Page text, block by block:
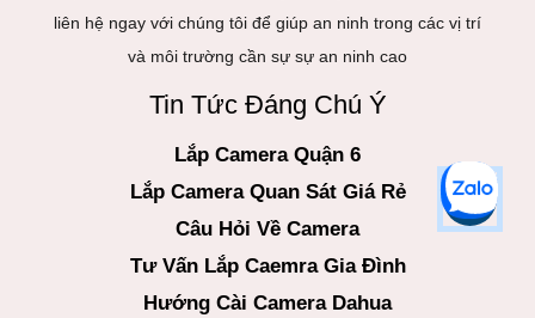
liên hệ ngay với chúng tôi để giúp an ninh trong các vị trí
và môi trường cần sự sự an ninh cao
Tin Tức Đáng Chú Ý
Lắp Camera Quận 6
Lắp Camera Quan Sát Giá Rẻ
Câu Hỏi Về Camera
Tư Vấn Lắp Caemra Gia Đình
Hướng Cài Camera Dahua